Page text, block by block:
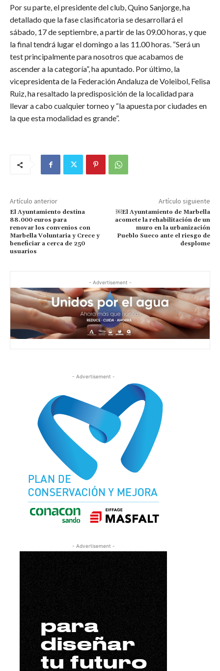
Por su parte, el presidente del club, Quino Sanjorge, ha
detallado que la fase clasificatoria se desarrollará el
sábado, 17 de septiembre, a partir de las 09.00 horas, y que
la final tendrá lugar el domingo a las 11.00 horas. “Será un
test principalmente para nosotros que acabamos de
ascender a la categoría”, ha apuntado. Por último, la
vicepresidenta de la Federación Andaluza de Voleibol, Felisa
Ruiz, ha resaltado la predisposición de la localidad para
llevar a cabo cualquier torneo y “la apuesta por ciudades en
la que esta modalidad es grande”.
Artículo anterior
El Ayuntamiento destina
88.000 euros para
renovar los convenios con
Marbella Voluntaria y Crece y
beneficiar a cerca de 250
usuarios
Artículo siguiente
￼El Ayuntamiento de Marbella
acomete la rehabilitación de un
muro en la urbanización
Pueblo Sueco ante el riesgo de
desplome
- Advertisement -
- Advertisement -
- Advertisement -